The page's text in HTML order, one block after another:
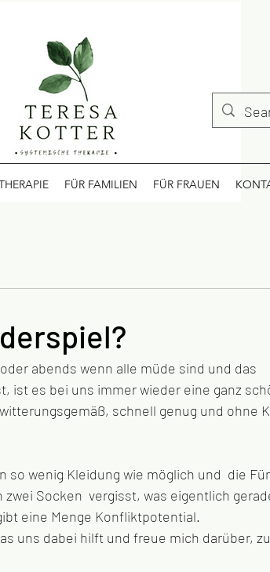
FÜR FAMILIEN FÜR FRAUEN
abends wenn alle müde sind und das
ist es bei uns immer wieder eine ganz
schnell genug und ohne
so wenig Kleidung wie möglich und  die
Socken  vergisst, was eigentlich
eine Menge Konfliktpotential.
uns dabei hilft und freue mich darüber,